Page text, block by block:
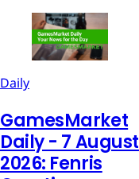
Daily
GamesMarket
Daily - 7 August
2026: Fenris